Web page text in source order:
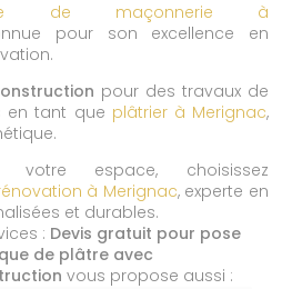
de maçonnerie à
pour son excellence en
pour des travaux de
en tant que plâtrier à Merignac,
votre espace, choisissez
à Merignac, experte en
et durables.
: Devis gratuit pour pose
de plâtre avec
vous propose aussi :